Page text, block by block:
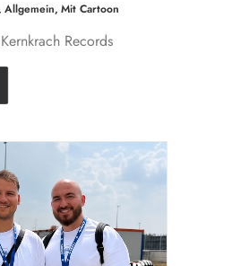
, Allgemein, Mit Cartoon
Records